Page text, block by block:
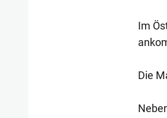
Im
Die